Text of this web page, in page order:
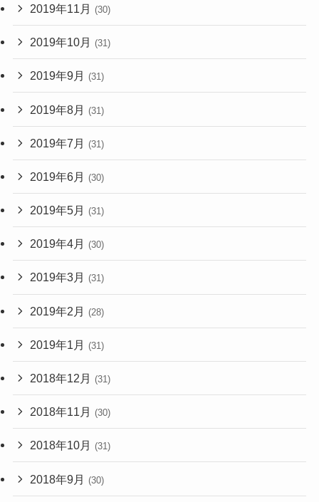
2019年11月 (30)
2019年10月 (31)
2019年9月 (31)
2019年8月 (31)
2019年7月 (31)
2019年6月 (30)
2019年5月 (31)
2019年4月 (30)
2019年3月 (31)
2019年2月 (28)
2019年1月 (31)
2018年12月 (31)
2018年11月 (30)
2018年10月 (31)
2018年9月 (30)